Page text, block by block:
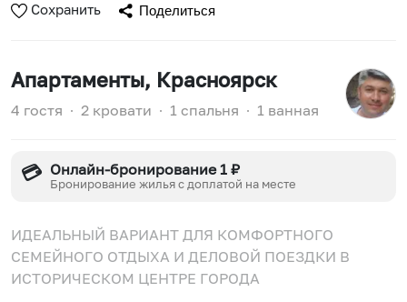
Сохранить Поделиться
Апартаменты, Красноярск
4 гостя ∙ 2 кровати ∙ 1 спальня ∙ 1 ванная
💳 Онлайн-бронирование 1 ₽
Бронирование жилья с доплатой на месте
ИДЕАЛЬНЫЙ ВАРИАНТ ДЛЯ КОМФОРТНОГО
СЕМЕЙНОГО ОТДЫХА И ДЕЛОВОЙ ПОЕЗДКИ В
ИСТОРИЧЕСКОМ ЦЕНТРЕ ГОРОДА